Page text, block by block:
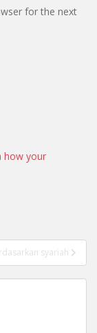
for the next
how your
syariah